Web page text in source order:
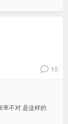
v 10
率不对 是这样的